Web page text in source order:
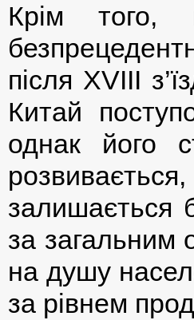
Крім того,
після ХVIII
Китай
однак його
залишається
за загальним
на душу
за рівнем